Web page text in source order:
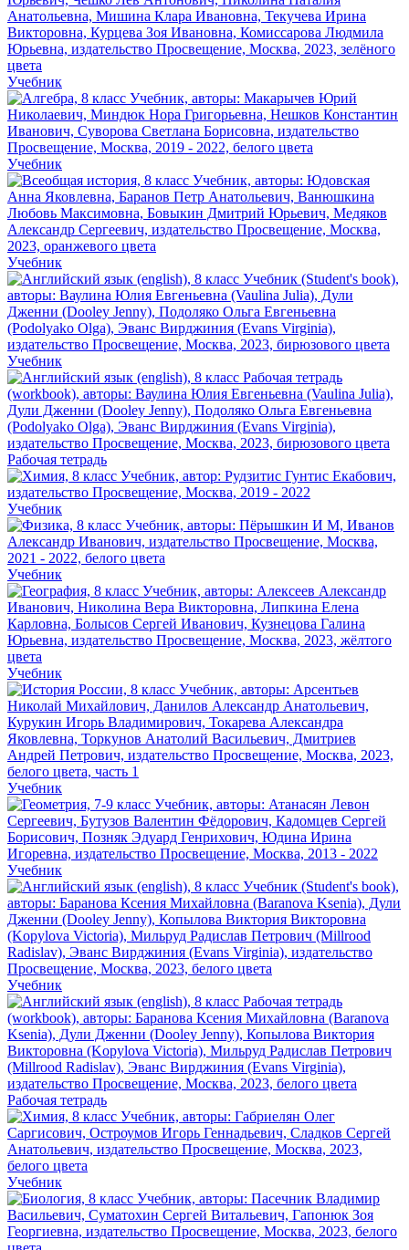
Учебник
Учебник
Учебник
Учебник
Рабочая тетрадь
Учебник
Учебник
Учебник
Учебник
Учебник
Учебник
Рабочая тетрадь
Учебник